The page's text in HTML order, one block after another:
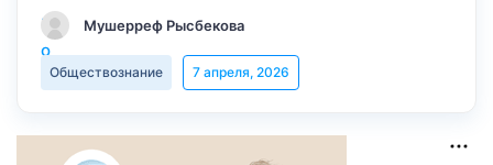
Мушерреф Рысбекова
Обществознание 7 апреля, 2026